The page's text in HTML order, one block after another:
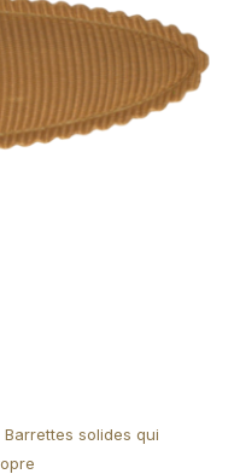
solides qui